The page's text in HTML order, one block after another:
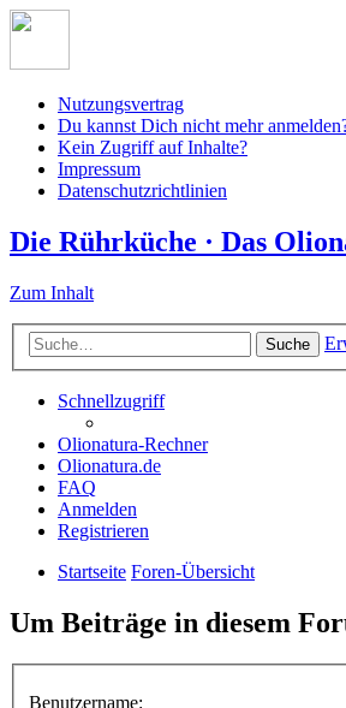
Nutzungsvertrag
Du kannst Dich nicht mehr
Kein Zugriff auf Inhalte?
Impressum
Datenschutzrichtlinien
Die Rührküche · Das
Zum Inhalt
Suche
Schnellzugriff
Olionatura-Rechner
Olionatura.de
FAQ
Anmelden
Registrieren
Startseite Foren-Übersicht
Um Beiträge in diesem
Benutzername: